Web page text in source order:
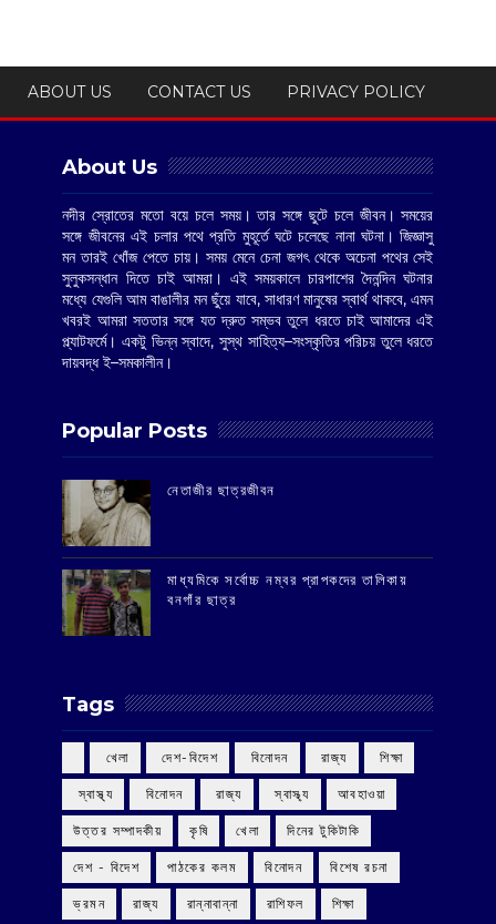
ABOUT US CONTACT US PRIVACY POLICY
About Us
নদীর স্রোতের মতো বয়ে চলে সময়। তার সঙ্গে ছুটে চলে জীবন। সময়ের
সঙ্গে জীবনের এই চলার পথে প্রতি মুহূর্তে ঘটে চলেছে নানা ঘটনা। জিজ্ঞাসু
মন তারই খোঁজ পেতে চায়। সময় মেনে চেনা জগৎ থেকে অচেনা পথের সেই
সুলুকসন্ধান দিতে চাই আমরা। এই সময়কালে চারপাশের দৈনন্দিন ঘটনার
মধ্যে যেগুলি আম বাঙালীর মন ছুঁয়ে যাবে, সাধারণ মানুষের স্বার্থ থাকবে, এমন
খবরই আমরা সততার সঙ্গে যত দ্রুত সম্ভব তুলে ধরতে চাই আমাদের এই
প্ল্যাটফর্মে। একটু ভিন্ন স্বাদে, সুস্থ সাহিত্য–সংস্কৃতির পরিচয় তুলে ধরতে
দায়বদ্ধ ই–সমকালীন।
Popular Posts
‌নেতাজীর ছাত্রজীবন
মাধ্যমিকে সর্বোচ্চ নম্বর প্রাপকদের তালিকায়
বনগাঁর ছাত্র
Tags
‌ খেলা ‌ দেশ-বিদেশ ‌ বিনোদন ‌ রাজ্য ‌ শিক্ষা
‌ স্বাস্থ্য ‌ বিনোদন ‌ রাজ্য ‌ স্বাস্থ্য আবহাওয়া
উত্তর সম্পাদকীয় কৃষি খেলা দিনের টুকিটাকি
দেশ - বিদেশ পাঠকের কলম বিনোদন বিশেষ রচনা
ভ্রমন রাজ্য রান্নাবান্না রাশিফল শিক্ষা